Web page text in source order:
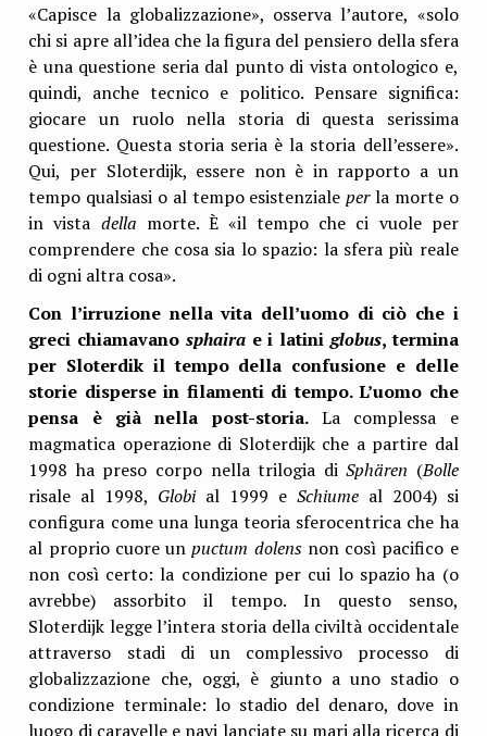
«Capisce la globalizzazione», osserva l’autore, «solo
chi si apre all’idea che la figura del pensiero della sfera
è una questione seria dal punto di vista ontologico e,
quindi, anche tecnico e politico. Pensare significa:
giocare un ruolo nella storia di questa serissima
questione. Questa storia seria è la storia dell’essere».
Qui, per Sloterdijk, essere non è in rapporto a un
tempo qualsiasi o al tempo esistenzialeperla morte o
in vista della morte. È «il tempo che ci vuole per
comprendere che cosa sia lo spazio: la sfera più reale
di ogni altra cosa».
Con l’irruzione nella vita dell’uomo di ciò che i
greci chiamavano sphairae i latiniglobus, termina
per Sloterdik il tempo della confusione e delle
storie disperse in filamenti di tempo. L’uomo che
pensa è già nella post-storia.La complessa e
magmatica operazione di Sloterdijk che a partire dal
1998 ha preso corpo nella trilogia diSphären (Bolle
risale al 1998, Globial 1999 e Schiume al 2004) si
configura come una lunga teoria sferocentrica che ha
al proprio cuore unpuctum dolens non così pacifico e
non così certo: la condizione per cui lo spazio ha (o
avrebbe) assorbito il tempo. In questo senso,
Sloterdijk legge l’intera storia della civiltà occidentale
attraverso stadi di un complessivo processo di
globalizzazione che, oggi, è giunto a uno stadio o
condizione terminale: lo stadio del denaro, dove in
luogo di caravelle e navi lanciate su mari alla ricerca di